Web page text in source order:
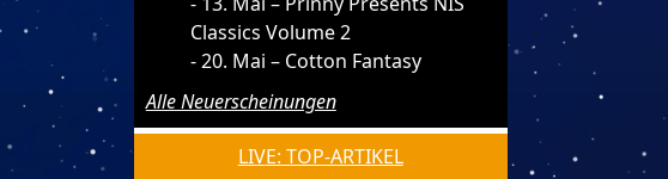
Classics Volume 2
20. Mai – Cotton Fantasy
Alle Neuerscheinungen
LIVE: TOP-ARTIKEL